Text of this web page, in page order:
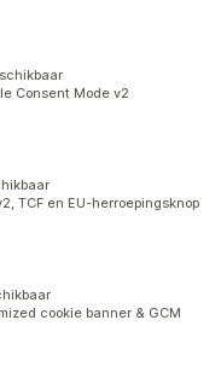
Consent Mode v2
TCF en EU-herroepingsknop
cookie banner & GCM